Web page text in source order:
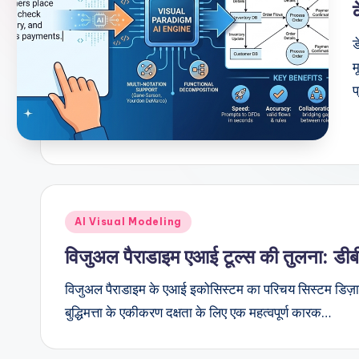
d
i
a
n
-
A
ft
w
Posted
in
AI Visual Modeling
विजुअल पैराडाइम एआई टूल्स की तुलना:
विजुअल पैराडाइम के एआई इकोसिस्टम का परिचय सिस्टम
बुद्धिमत्ता के एकीकरण दक्षता के लिए एक महत्वपूर्ण कारक…